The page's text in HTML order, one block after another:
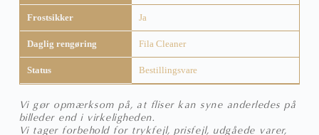
Frostsikker Ja
Daglig rengøring Fila Cleaner
Status Bestillingsvare
Vi gør opmærksom på, at fliser kan syne anderledes på
billeder end i virkeligheden.
Vi tager forbehold for trykfejl, prisfejl, udgåede varer,